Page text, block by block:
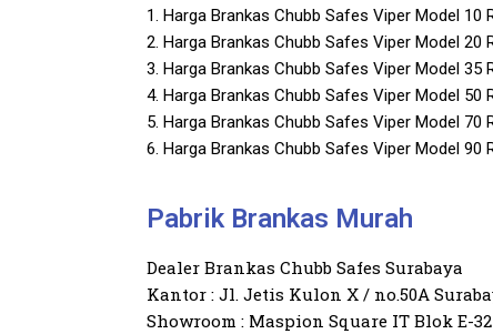
1. Harga Brankas Chubb Safes Viper Model 10
2. Harga Brankas Chubb Safes Viper Model 20
3. Harga Brankas Chubb Safes Viper Model 35
4. Harga Brankas Chubb Safes Viper Model 50
5. Harga Brankas Chubb Safes Viper Model 70
6. Harga Brankas Chubb Safes Viper Model 90
Pabrik Brankas Murah
Dealer Brankas Chubb Safes Surabaya
Kantor : Jl. Jetis Kulon X / no.50A
Showroom : Maspion Square IT Blok E-32